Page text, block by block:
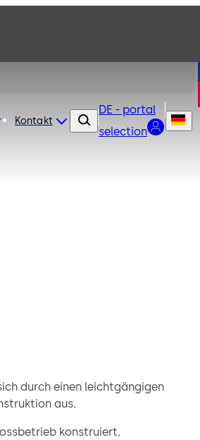
Kontakt
DE - portal
selection
durch einen leichtgängigen
aus.
konstruiert.